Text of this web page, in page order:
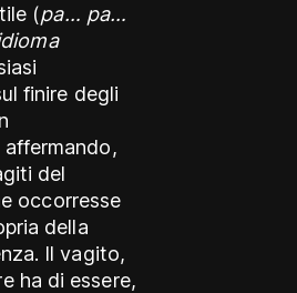
(pa… pa…
finire degli
del
occorresse
della
Il vagito,
ha di essere,